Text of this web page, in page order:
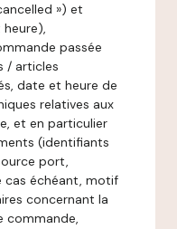
») et
passée
/ articles
date et heure de
relatives aux
et en particulier
(identifiants
port,
cas échéant, motif
concernant la
commande,